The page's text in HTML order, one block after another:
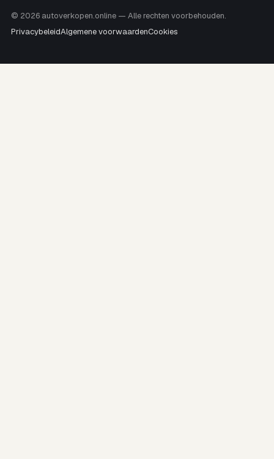
© 2026 autoverkopen.online — Alle rechten voorbehouden.
PrivacybeleidAlgemene voorwaardenCookies